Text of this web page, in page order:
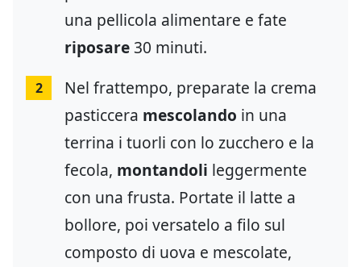
una pellicola alimentare e fate
riposare30 minuti.
2
Nel frattempo, preparate la crema
pasticcera mescolando in una
terrina i tuorli con lo zucchero e la
fecola, montandoli leggermente
con una frusta. Portate il latte a
bollore, poi versatelo a filo sul
composto di uova e mescolate,